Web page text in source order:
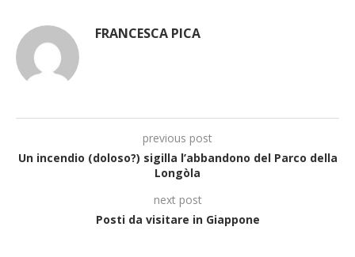
FRANCESCA PICA
previous post
Un incendio (doloso?) sigilla l’abbandono del Parco della
Longòla
next post
Posti da visitare in Giappone